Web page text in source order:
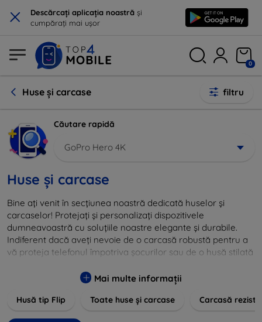
× Descărcați aplicația noastră și
cumpărați mai ușor
0
Huse și carcase filtru
Căutare rapidă
GoPro Hero 4K
Huse și carcase
Bine ați venit în secțiunea noastră dedicată huselor și
carcaselor! Protejați și personalizați dispozitivele
dumneavoastră cu soluțiile noastre elegante și durabile.
Indiferent dacă aveți nevoie de o carcasă robustă pentru a
vă proteja telefonul împotriva șocurilor sau de o husă stilată
îndeplinească toate cerințele dvs. Descoperiți varietatea
designuri inovatoare menite să ofere nu doar protecție, ci și
Mai multe informații
Husă tip Flip Toate huse și carcase Carcasă